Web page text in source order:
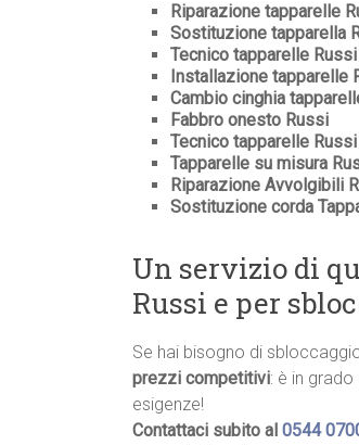
Riparazione tapparelle
Sostituzione tapparella
Tecnico tapparelle Russi
Installazione tapparelle
Cambio cinghia
Fabbro onesto Russi
Tecnico tapparelle Russi
Tapparelle su misura
Riparazione Avvolgibili
Sostituzione corda
Un servizio di
Russi e per
Se hai bisogno di
prezzi competitivi: è in
esigenze!
Contattaci subito al 0544